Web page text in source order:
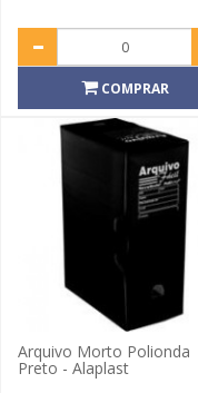
COMPRAR
Arquivo Morto Polionda
Preto - Alaplast